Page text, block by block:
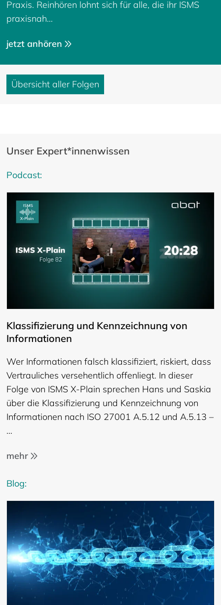
Praxis. Reinhören lohnt sich für alle, die ihr ISMS
praxisnah…
jetzt anhören
Übersicht aller Folgen
Unser Expert*innenwissen
Podcast:
Klassifizierung und Kennzeichnung von
Informationen
Wer Informationen falsch klassifiziert, riskiert, dass
Vertrauliches versehentlich offenliegt. In dieser
Folge von ISMS X-Plain sprechen Hans und Saskia
über die Klassifizierung und Kennzeichnung von
Informationen nach ISO 27001 A.5.12 und A.5.13 –
…
mehr
Blog: